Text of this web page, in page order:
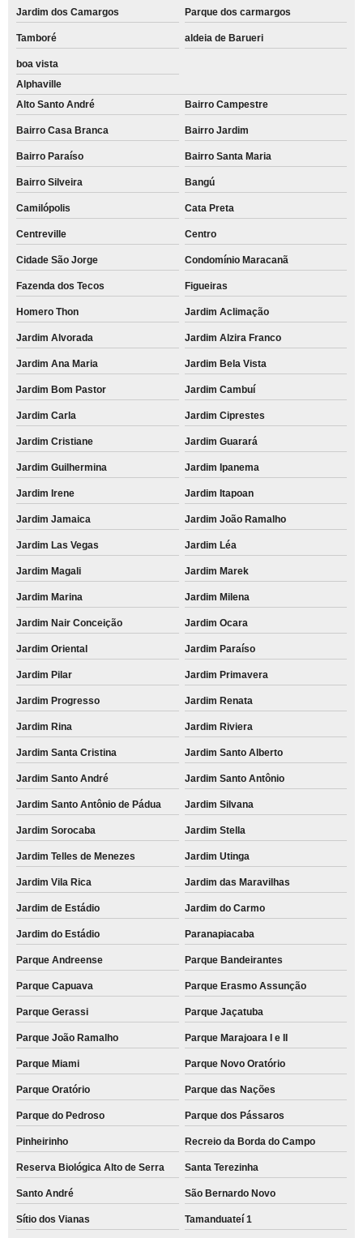
Jardim dos Camargos Parque dos carmargos
Tamboré aldeia de Barueri
boa vista
Alphaville
Alto Santo André
Bairro Campestre
Bairro Casa Branca Bairro Jardim
Bairro Paraíso Bairro Santa Maria
Bairro Silveira Bangú
Camilópolis Cata Preta
Centreville Centro
Cidade São Jorge Condomínio Maracanã
Fazenda dos Tecos Figueiras
Homero Thon Jardim Aclimação
Jardim Alvorada Jardim Alzira Franco
Jardim Ana Maria Jardim Bela Vista
Jardim Bom Pastor Jardim Cambuí
Jardim Carla Jardim Ciprestes
Jardim Cristiane Jardim Guarará
Jardim Guilhermina Jardim Ipanema
Jardim Irene Jardim Itapoan
Jardim Jamaica Jardim João Ramalho
Jardim Las Vegas Jardim Léa
Jardim Magali Jardim Marek
Jardim Marina Jardim Milena
Jardim Nair Conceição Jardim Ocara
Jardim Oriental Jardim Paraíso
Jardim Pilar Jardim Primavera
Jardim Progresso Jardim Renata
Jardim Rina Jardim Riviera
Jardim Santa Cristina Jardim Santo Alberto
Jardim Santo André Jardim Santo Antônio
Jardim Santo Antônio de Pádua Jardim Silvana
Jardim Sorocaba Jardim Stella
Jardim Telles de Menezes Jardim Utinga
Jardim Vila Rica Jardim das Maravilhas
Jardim de Estádio Jardim do Carmo
Jardim do Estádio Paranapiacaba
Parque Andreense Parque Bandeirantes
Parque Capuava Parque Erasmo Assunção
Parque Gerassi Parque Jaçatuba
Parque João Ramalho Parque Marajoara I e II
Parque Miami Parque Novo Oratório
Parque Oratório Parque das Nações
Parque do Pedroso Parque dos Pássaros
Pinheirinho Recreio da Borda do Campo
Reserva Biológica Alto de Serra Santa Terezinha
Santo André São Bernardo Novo
Sítio dos Vianas Tamanduateí 1